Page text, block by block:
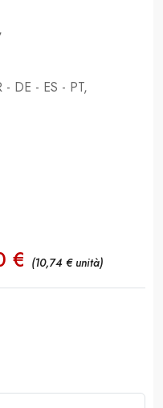
- DE - ES - PT,
€ (10,74 € unità)